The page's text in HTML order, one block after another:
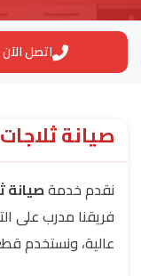
اتصل الآن
صيانة
نقدم خدمةصيانة
فريقنا مدرب على
عالية، ونستخدم